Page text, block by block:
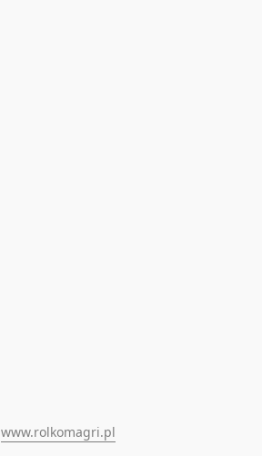
www.rolkomagri.pl